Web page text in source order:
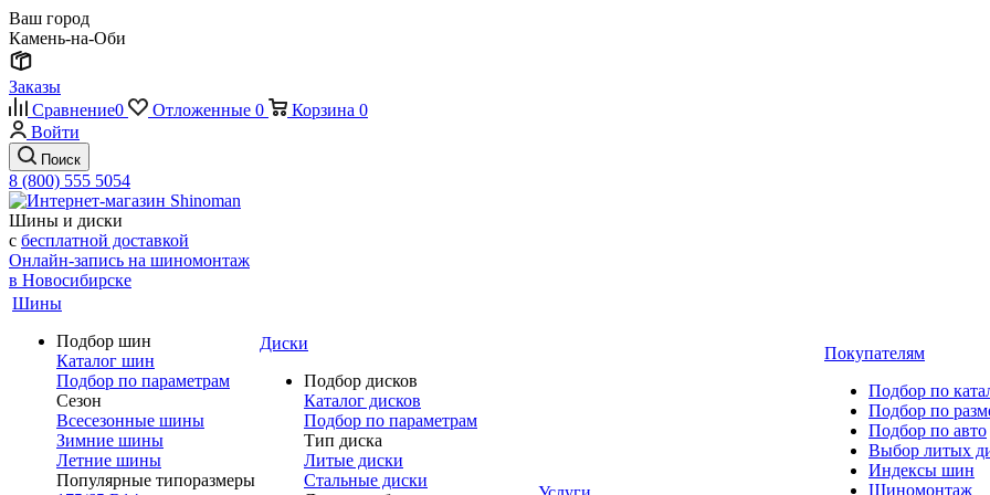
Ваш город
Камень-на-Оби
Заказы
Сравнение0 Отложенные 0 Корзина 0
Войти
Поиск
8 (800) 555 5054
Шины и диски
с бесплатной доставкой
Онлайн-запись на шиномонтаж
в Новосибирске
Шины
Подбор шин
Каталог шин
Подбор по параметрам
Сезон
Всесезонные шины
Зимние шины
Летние шины
Популярные типоразмеры
Диски
Подбор дисков
Каталог дисков
Подбор по параметрам
Тип диска
Литые диски
Стальные диски
Покупателям
Подбор по
Подбор по
Подбор по авто
Выбор литых
Индексы шин
Шиномонтаж